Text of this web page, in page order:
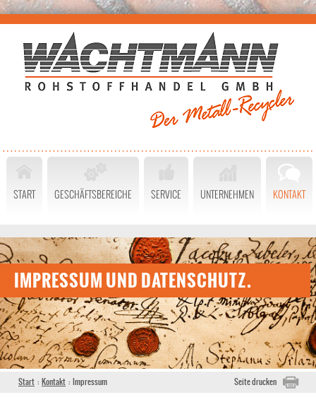
START GESCHÄFTSBEREICHE SERVICE UNTERNEHMEN KONTAKT
IMPRESSUM UND DATENSCHUTZ.
Seite drucken
Start : Kontakt : Impressum